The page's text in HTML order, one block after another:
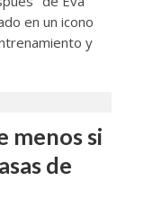
en un icono
y
menos si
de